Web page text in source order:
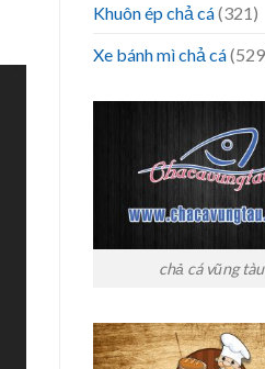
Khuôn ép chả cá(321)
Xe bánh mì chả cá
chả cá vũng tàu